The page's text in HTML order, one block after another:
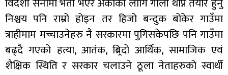
निश्चय पनि राम्रो होइन तर हिजो बन्दुक बोकेर गाउँमा
त्राहीमाम मच्चाउनेहरु नै सरकारमा पुगिसकेपछि पनि गाउँमा
बढ्दै गएको हत्या, आतंक, ब्र्रिदो आर्थिक, सामाजिक एवं
शैक्षिक स्थिति र सरकार चलाउने ठूला नेताहरुको स्वार्थी